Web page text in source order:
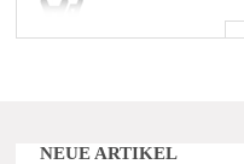
NEUE ARTIKEL